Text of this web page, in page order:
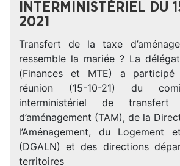
INTERMINISTÉRIEL DU
2021
Transfert de la taxe
ressemble la mariée ? La
(Finances et MTE) a
réunion (15-10-21) du
interministériel de
d’aménagement (TAM), de la
l’Aménagement, du Logement
(DGALN) et des directions
territoires